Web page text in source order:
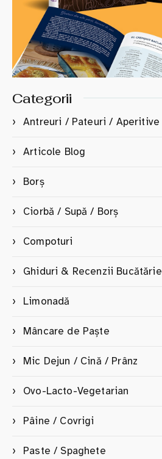
Categorii
Antreuri / Pateuri / Aperitive
Articole Blog
Borș
Ciorbă / Supă / Borș
Compoturi
Ghiduri & Recenzii Bucătărie
Limonadă
Mâncare de Paște
Mic Dejun / Cină / Prânz
Ovo-Lacto-Vegetarian
Pâine / Covrigi
Paste / Spaghete